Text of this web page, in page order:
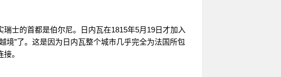
的首都是伯尔尼。日内瓦在1815年5月19日才加入
境”了。这是因为日内瓦整个城市几乎完全为法国所包
。